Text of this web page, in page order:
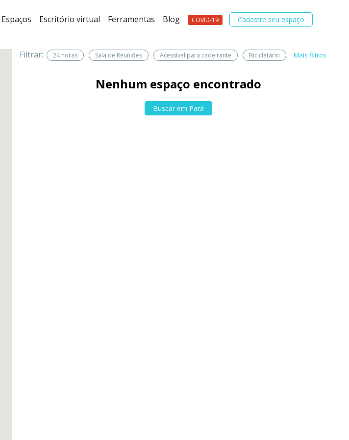
Espaços Escritório virtual Ferramentas Blog COVID-19
Cadastre seu espaço
Filtrar: 24 horas Sala de Reuniões Acessível para cadeirante Bicicletário Mais filtros
Nenhum espaço encontrado
Buscar em Pará